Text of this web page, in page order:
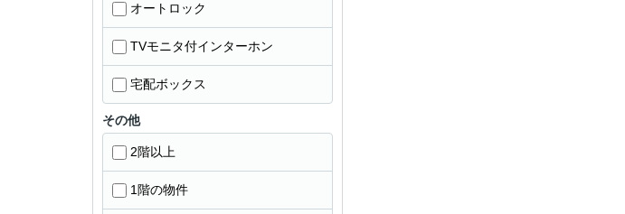
オートロック
TVモニタ付インターホン
宅配ボックス
その他
2階以上
1階の物件